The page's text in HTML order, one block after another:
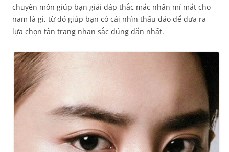
chuyên môn giúp bạn giải đáp thắc mắc nhấn mí mắt cho
nam là gì, từ đó giúp bạn có cái nhìn thấu đáo để đưa ra
lựa chọn tân trang nhan sắc đúng đắn nhất.